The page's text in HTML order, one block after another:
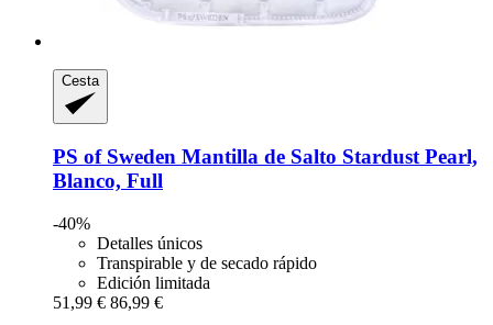
Cesta
PS of Sweden Mantilla de Salto Stardust Pearl,
Blanco, Full
-40%
Detalles únicos
Transpirable y de secado rápido
Edición limitada
51,99 € 86,99 €